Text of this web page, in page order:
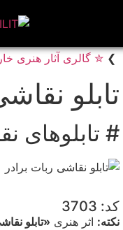
❯ ✮ گالری آثار هنری
تابلو
# تابلوهای
کد: 3703
نکته: اثر هنری «تابلو